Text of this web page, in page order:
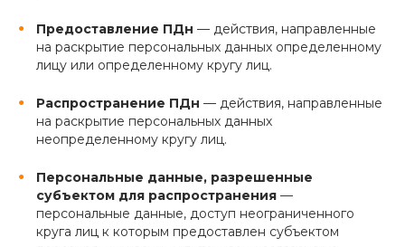
Предоставление ПДн — действия, направленные
на раскрытие персональных данных определенному
лицу или определенному кругу лиц.
Распространение ПДн — действия, направленные
на раскрытие персональных данных
неопределенному кругу лиц.
Персональные данные, разрешенные
субъектом для распространения —
персональные данные, доступ неограниченного
круга лиц к которым предоставлен субъектом